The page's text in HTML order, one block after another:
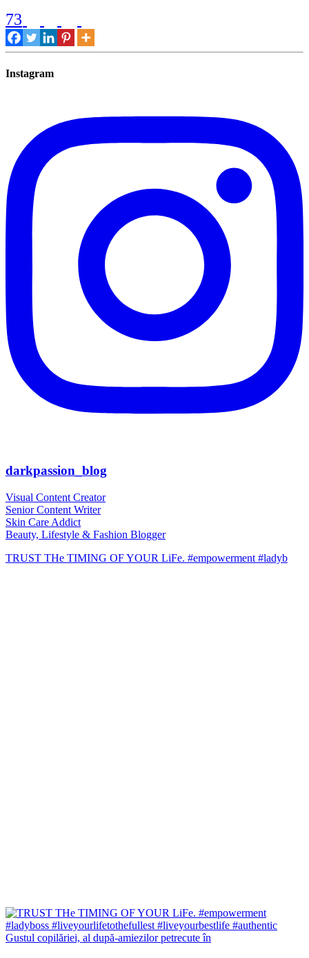
73
Instagram
darkpassion_blog
Visual Content Creator
Senior Content Writer
Skin Care Addict
Beauty, Lifestyle & Fashion Blogger
TRUST THe TIMING OF YOUR LiFe. #empowerment #ladyb
Gustul copilăriei, al după-amiezilor petrecute în